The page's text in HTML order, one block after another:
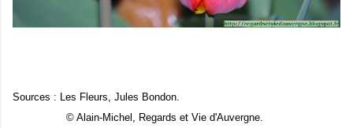
Sources : Les Fleurs, Jules Bondon.
© Alain-Michel, Regards et Vie d'Auvergne.